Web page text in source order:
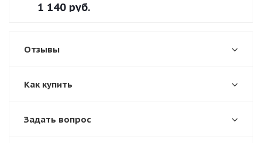
1 140 руб.
Отзывы
Как купить
Задать вопрос